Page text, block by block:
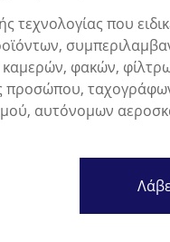
τεχνολογίας που
φακών,
αυτόνομων